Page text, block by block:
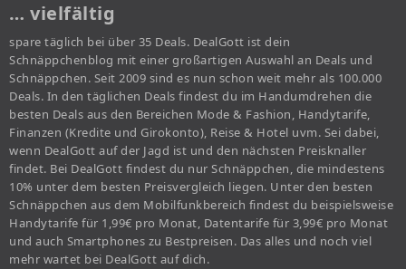
… vielfältig
spare täglich bei über 35 Deals. DealGott ist dein
Schnäppchenblog mit einer großartigen Auswahl an Deals und
Schnäppchen. Seit 2009 sind es nun schon weit mehr als 100.000
Deals. In den täglichen Deals findest du im Handumdrehen die
besten Deals aus den Bereichen Mode & Fashion, Handytarife,
Finanzen (Kredite und Girokonto), Reise & Hotel uvm. Sei dabei,
wenn DealGott auf der Jagd ist und den nächsten Preisknaller
findet. Bei DealGott findest du nur Schnäppchen, die mindestens
10% unter dem besten Preisvergleich liegen. Unter den besten
Schnäppchen aus dem Mobilfunkbereich findest du beispielsweise
Handytarife für 1,99€ pro Monat, Datentarife für 3,99€ pro Monat
und auch Smartphones zu Bestpreisen. Das alles und noch viel
mehr wartet bei DealGott auf dich.